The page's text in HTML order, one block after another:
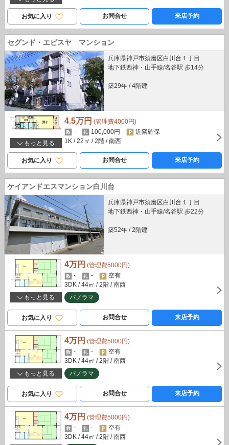
お気に入り お問合せ 来店予約
セグンド・エビスヤ マンション
兵庫県神戸市須磨区白川台１丁目
地下鉄西神・山手線/名谷駅 歩14分
築29年 / 4階建
もっと見る
4.5万円 (管理費4000円)
-
100,000円
近隣確保
1K / 22㎡ / 2階 / 南西
お気に入り お問合せ 来店予約
ケイアンドエスマンション白川台
兵庫県神戸市須磨区白川台１丁目
地下鉄西神・山手線/名谷駅 歩22分
築52年 / 2階建
もっと見る
4万円 (管理費5000円)
-
-
空有
3DK / 44㎡ / 2階 / 南西
パノラマ
お気に入り お問合せ 来店予約
もっと見る
4万円 (管理費5000円)
-
-
空有
3DK / 44㎡ / 2階 / 南西
パノラマ
お気に入り お問合せ 来店予約
4万円 (管理費5000円)
-
-
空有
3DK / 44㎡ / 2階 / 南西